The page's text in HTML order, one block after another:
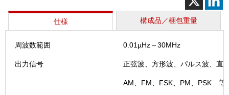
レ
仕様 構成品／梱包重量
周波数範囲 0.01µHz～30MHz
出力信号 正弦波、方形波、パルス波、直
AM、FM、FSK、PM、PSK 等